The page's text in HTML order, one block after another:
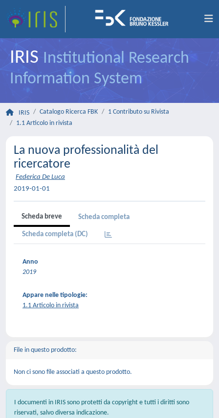
IRIS Institutional Research
Information System
IRIS Catalogo Ricerca FBK
1 Contributo su Rivista
1.1 Articolo in rivista
La nuova professionalità del
ricercatore
Federica De Luca
2019-01-01
Scheda breve Scheda completa
Scheda completa (DC)
Anno
2019
Appare nelle tipologie:
1.1 Articolo in rivista
File in questo prodotto:
Non ci sono file associati a questo prodotto.
I documenti in IRIS sono protetti da copyright e tutti i diritti sono
riservati, salvo diversa indicazione.